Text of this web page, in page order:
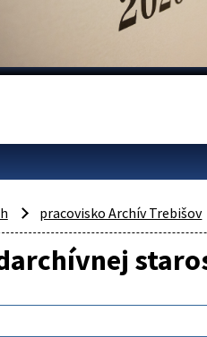
pracovisko Archív Trebišov